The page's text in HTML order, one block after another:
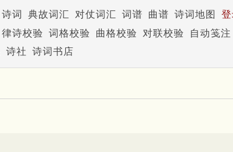
诗词 典故词汇 对仗词汇 词谱 曲谱 诗词地图
律诗校验 词格校验 曲格校验 对联校验
自动笺注
诗社 诗词书店